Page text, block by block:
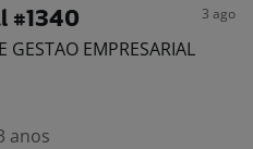
#1340 3 ago
GESTAO EMPRESARIAL
anos